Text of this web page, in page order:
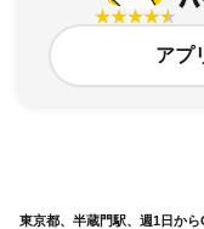
アプ
東京都、半蔵門駅、週1日か